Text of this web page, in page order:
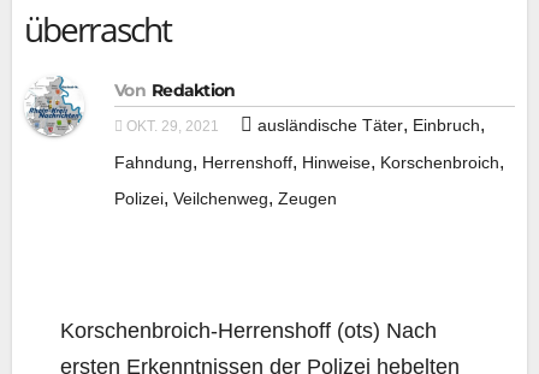
überrascht
Von Redaktion
OKT. 29, 2021 ausländische Täter, Einbruch,
Fahndung, Herrenshoff, Hinweise, Korschenbroich,
Polizei, Veilchenweg, Zeugen
Kor­schen­broich-Her­ren­shoff (ots) Nach
ers­ten Erkennt­nis­sen der Poli­zei hebel­ten